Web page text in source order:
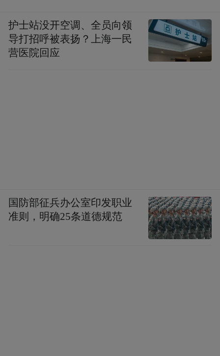
护士站没开空调、全员向领
导打招呼被表扬？上海一民
营医院回应
国防部征兵办公室印发职业
准则，明确25条道德规范